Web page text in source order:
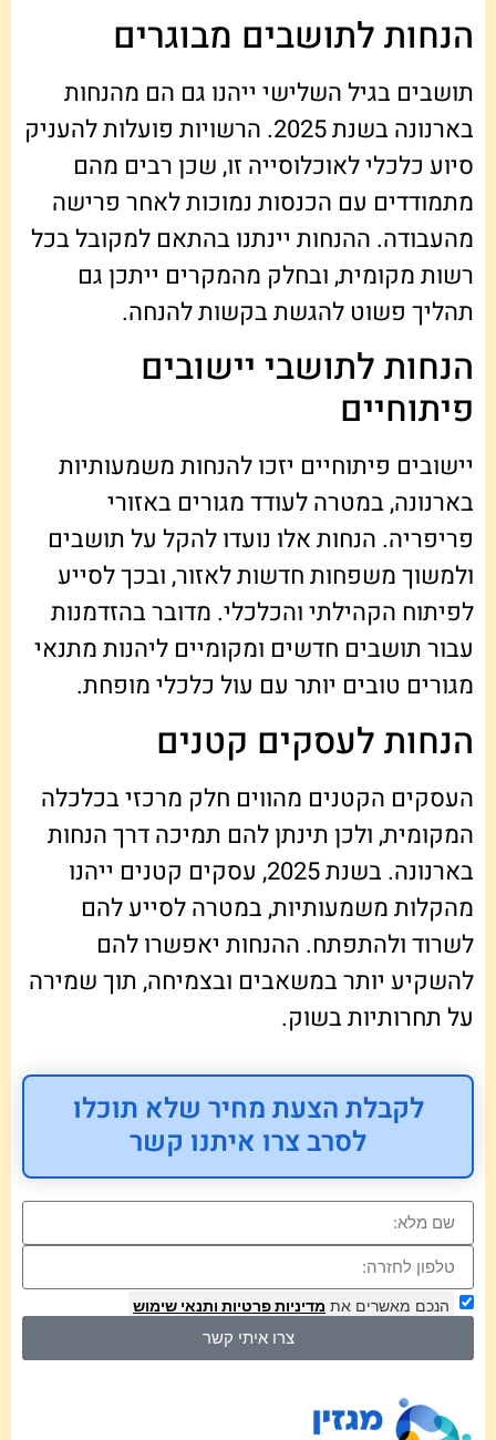
הנחות לתושבים מבוגרים
תושבים בגיל השלישי ייהנו גם הם מהנחות
בארנונה בשנת 2025. הרשויות פועלות להעניק
סיוע כלכלי לאוכלוסייה זו, שכן רבים מהם
מתמודדים עם הכנסות נמוכות לאחר פרישה
מהעבודה. ההנחות יינתנו בהתאם למקובל בכל
רשות מקומית, ובחלק מהמקרים ייתכן גם
תהליך פשוט להגשת בקשות להנחה.
הנחות לתושבי יישובים
פיתוחיים
יישובים פיתוחיים יזכו להנחות משמעותיות
בארנונה, במטרה לעודד מגורים באזורי
פריפריה. הנחות אלו נועדו להקל על תושבים
ולמשוך משפחות חדשות לאזור, ובכך לסייע
לפיתוח הקהילתי והכלכלי. מדובר בהזדמנות
עבור תושבים חדשים ומקומיים ליהנות מתנאי
מגורים טובים יותר עם עול כלכלי מופחת.
הנחות לעסקים קטנים
העסקים הקטנים מהווים חלק מרכזי בכלכלה
המקומית, ולכן תינתן להם תמיכה דרך הנחות
בארנונה. בשנת 2025, עסקים קטנים ייהנו
מהקלות משמעותיות, במטרה לסייע להם
לשרוד ולהתפתח. ההנחות יאפשרו להם
להשקיע יותר במשאבים ובצמיחה, תוך שמירה
על תחרותיות בשוק.
לקבלת הצעת מחיר שלא תוכלו
לסרב צרו איתנו קשר
הנכם מאשרים את מדיניות פרטיות ותנאי שימוש
צרו איתי קשר